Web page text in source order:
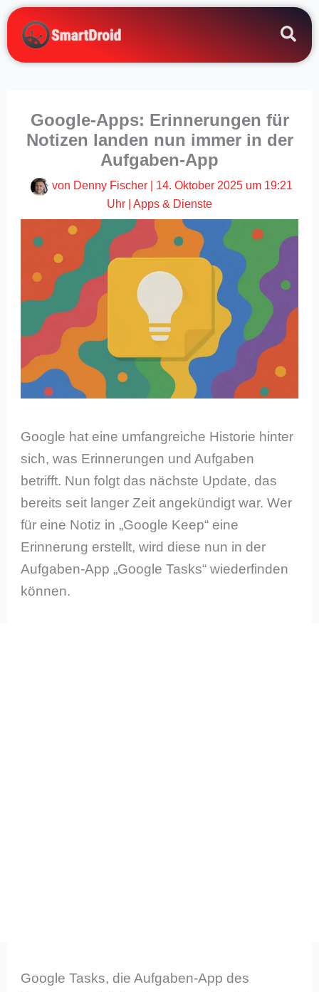
Zum
Inhalt
springen
Google-Apps: Erinnerungen für
Notizen landen nun immer in der
Aufgaben-App
von Denny Fischer
14. Oktober 2025 um 19:21
Uhr
Apps & Dienste
Google hat eine umfangreiche Historie hinter
sich, was Erinnerungen und Aufgaben
betrifft. Nun folgt das nächste Update, das
bereits seit langer Zeit angekündigt war. Wer
für eine Notiz in „Google Keep“ eine
Erinnerung erstellt, wird diese nun in der
Aufgaben-App „Google Tasks“ wiederfinden
können.
Google Tasks, die Aufgaben-App des